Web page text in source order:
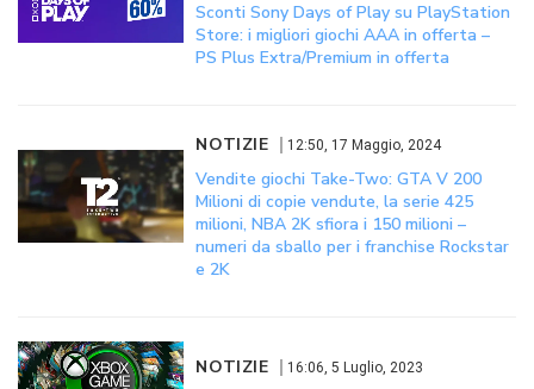
Sconti Sony Days of Play su PlayStation
Store: i migliori giochi AAA in offerta –
PS Plus Extra/Premium in offerta
NOTIZIE 12:50, 17 Maggio, 2024
Vendite giochi Take-Two: GTA V 200
Milioni di copie vendute, la serie 425
milioni, NBA 2K sfiora i 150 milioni –
numeri da sballo per i franchise Rockstar
e 2K
NOTIZIE 16:06, 5 Luglio, 2023